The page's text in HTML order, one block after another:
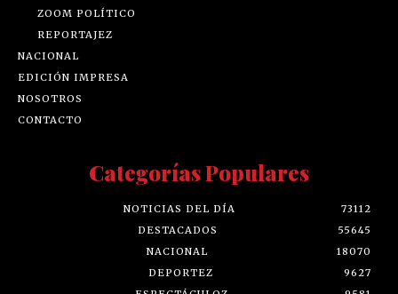
ZOOM POLÍTICO
REPORTAJEZ
NACIONAL
EDICIÓN IMPRESA
NOSOTROS
CONTACTO
Categorías Populares
NOTICIAS DEL DÍA
73112
DESTACADOS
55645
NACIONAL
18070
DEPORTEZ
9627